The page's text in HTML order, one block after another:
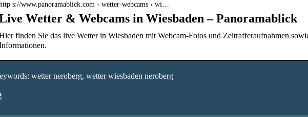
s://www.panoramablick.com › wetter-webcams › wi…
Wetter & Webcams in Wiesbaden – Panoramablick
finden Sie das live Wetter in Wiesbaden mit Webcam-Fotos und Zeitrafferaufnahmen
wetter neroberg, wetter wiesbaden neroberg